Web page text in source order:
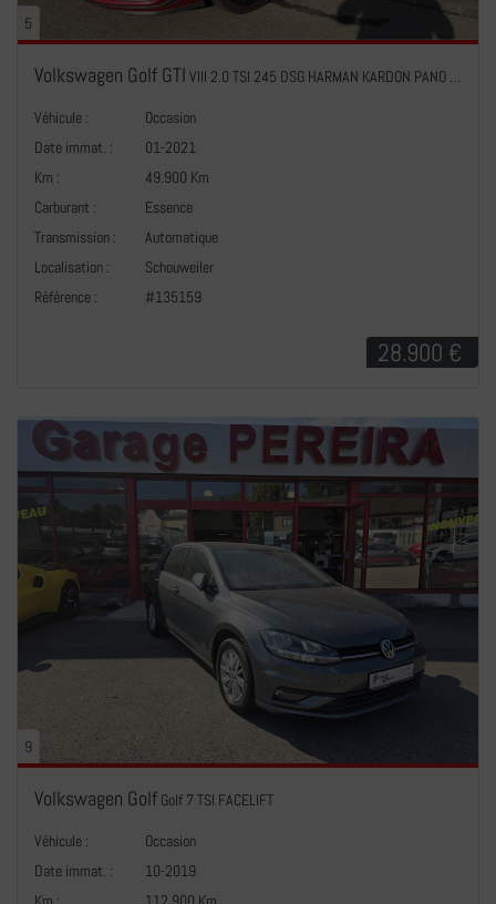
5
Volkswagen Golf GTI VIII 2.0 TSI 245 DSG HARMAN KARDON PANO NAVI ACC
Véhicule :
Occasion
Date immat. :
01-2021
Km :
49.900 Km
Carburant :
Essence
Transmission :
Automatique
Localisation :
Schouweiler
Référence :
#135159
28.900 €
9
Volkswagen Golf Golf 7 TSI FACELIFT
Véhicule :
Occasion
Date immat. :
10-2019